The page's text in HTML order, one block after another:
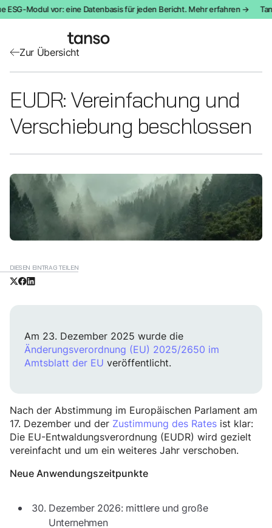
ESG-Modul vor: eine Datenbasis für jeden Bericht. Mehr erfahren →
Zur Übersicht
EUDR: Vereinfachung und
Verschiebung beschlossen
DIESEN EINTRAG TEILEN
Am 23. Dezember 2025 wurde die
Änderungsverordnung (EU) 2025/2650 im
Amtsblatt der EU veröffentlicht.
Nach der Abstimmung im Europäischen Parlament am
17. Dezember und der Zustimmung des Rates ist klar:
Die EU-Entwaldungsverordnung (EUDR) wird gezielt
vereinfacht und um ein weiteres Jahr verschoben.
Neue Anwendungszeitpunkte
Dezember 2026: mittlere und große
Unternehmen